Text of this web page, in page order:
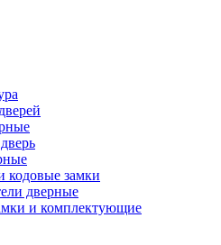
кодовые замки
дверные
и комплектующие